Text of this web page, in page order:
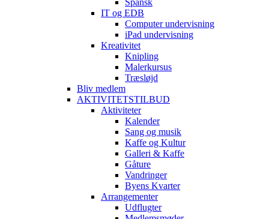
Spansk
IT og EDB
Computer undervisning
iPad undervisning
Kreativitet
Knipling
Malerkursus
Træsløjd
Bliv medlem
AKTIVITETSTILBUD
Aktiviteter
Kalender
Sang og musik
Kaffe og Kultur
Galleri & Kaffe
Gåture
Vandringer
Byens Kvarter
Arrangementer
Udflugter